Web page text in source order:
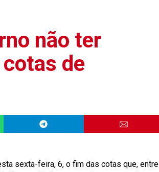
não ter
de
sexta-feira, 6, o fim das cotas que, entre